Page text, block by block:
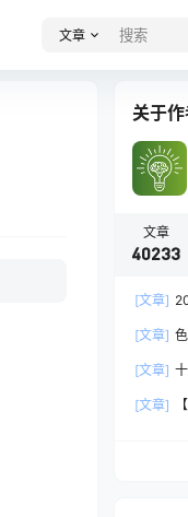
文章
关于
文章
40233
[文章]
[文章] 色
[文章]
[文章]